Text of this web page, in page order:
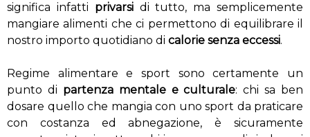
significa infatti privarsidi tutto, ma semplicemente
mangiare alimenti che ci permettono di equilibrare il
nostro importo quotidiano di calorie senza eccessi.
Regime alimentare e sport sono certamente un
punto di partenza mentale e culturale: chi sa ben
dosare quello che mangia con uno sport da praticare
con costanza ed abnegazione, è sicuramente